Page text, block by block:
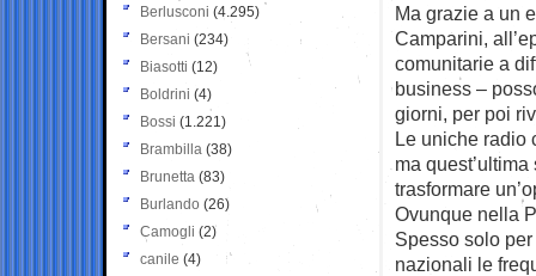
Ma grazie a un
Camparini,
comunitarie a
business –
giorni, per poi
Le uniche radio
ma
trasformare
Ovunque nella
Spesso solo
nazionali le
Berlusconi (4.295)
Bersani (234)
Biasotti (12)
Boldrini (4)
Bossi (1.221)
Brambilla (38)
Brunetta (83)
Burlando (26)
Camogli (2)
canile (4)